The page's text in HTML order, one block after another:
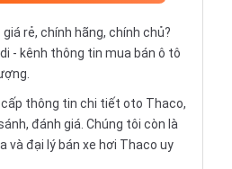
rẻ, chính hãng, chính chủ?
- kênh thông tin mua bán ô tô
thông tin chi tiết oto Thaco,
đánh giá. Chúng tôi còn là
và đại lý bán xe hơi Thaco uy